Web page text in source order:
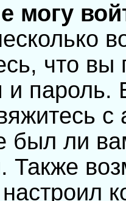
могу
что
и
был ли
Также